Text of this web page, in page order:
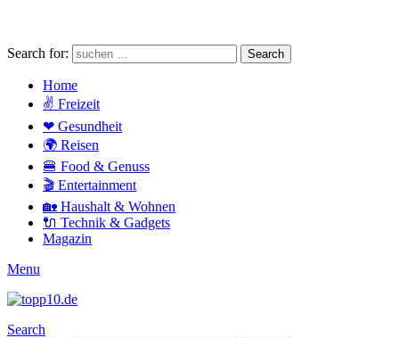
Search for: Search
Home
✌ Freizeit
❤ Gesundheit
🌍 Reisen
🍔 Food & Genuss
🎬 Entertainment
🏡 Haushalt & Wohnen
🔌 Technik & Gadgets
Magazin
Menu
Search